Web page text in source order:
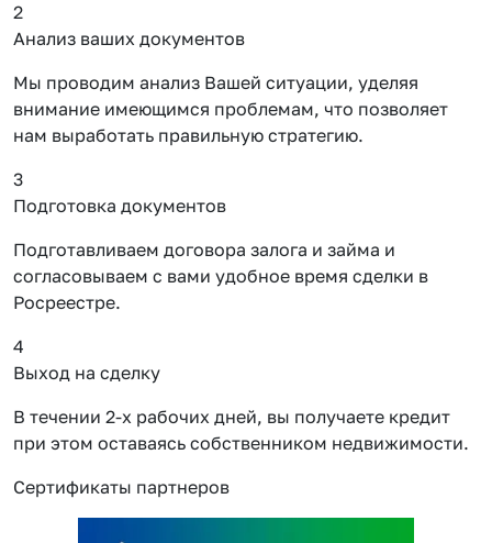
2
Анализ ваших документов
Мы проводим анализ Вашей ситуации, уделяя
внимание имеющимся проблемам, что позволяет
нам выработать правильную стратегию.
3
Подготовка документов
Подготавливаем договора залога и займа и
согласовываем с вами удобное время сделки в
Росреестре.
4
Выход на сделку
В течении 2-х рабочих дней, вы получаете кредит
при этом оставаясь собственником недвижимости.
Сертификаты партнеров